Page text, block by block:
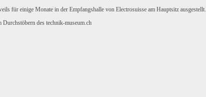
für einige Monate in der Empfangshalle von Electrosuisse am Hauptsitz ausgestellt.
des technik-museum.ch